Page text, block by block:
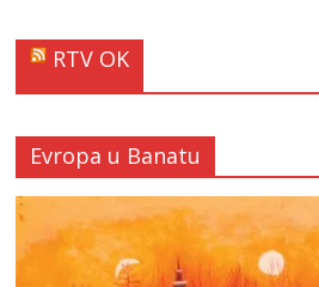
RTV OK
Evropa u Banatu